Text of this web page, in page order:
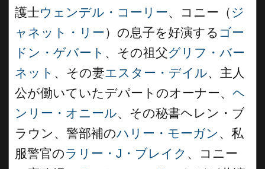
護士ウェンデル・コーリー、コニー（ ジ
ャネット・リー）の息子を好演する ゴー
ドン・ゲバート 、その祖父グリフ・バー
ネット 、その妻エスター・デイル、主人
公が働いていたデパートのオーナー、 ヘ
ンリー・オニール、その秘書ヘレン・ブ
ラウン、警部補のハリー・モーガン 、私
服警官のラリー・J・ブレイク 、コニー